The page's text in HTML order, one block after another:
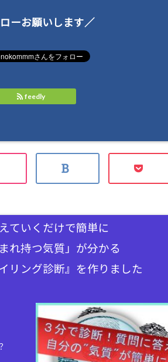
ーお願いします／
feedly
ていくだけで簡単に
れ持つ気質」が分かる
リング診断』を作りました